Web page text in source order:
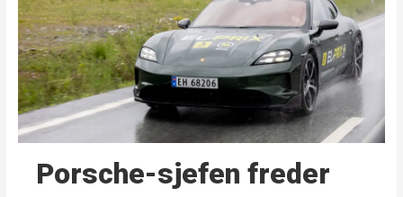
Porsche-sjefen freder